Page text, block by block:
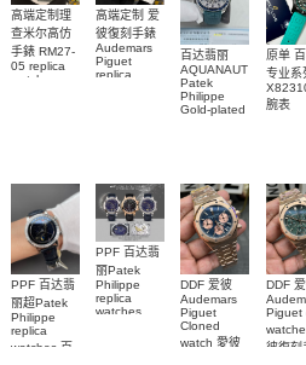
高端定制理
查米尔高仿
手錶 RM27-
05 replica
watch
高端定制 爱
彼復刻手錶
Audemars
Piguet
replica
26579CB.OO.1225CB.01
百达翡丽
AQUANAUT
Patek
Philippe
Gold-plated
001包金真
钻 腕表
原单
专业系
腕表
PPF 百达翡
丽超Patek
Philippe
replica
watches 百
PPF 百达翡
丽Patek
Philippe
replica
watches
DDF 爱彼
Audemars
Piguet
Cloned
watch 愛彼
DDF
Piguet
彼復刻